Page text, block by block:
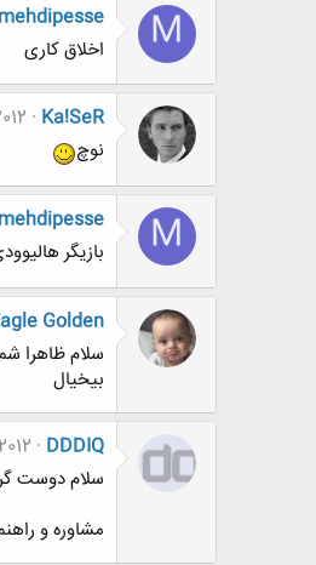
M
mehdipesse
اخلاق کاری
Ka!SeR
نوچ
M
mehdipesse
بازیگر
Golden
سلام ظاهرا
بیخیال
DDDIQ
سلام دوست
مشاوره و